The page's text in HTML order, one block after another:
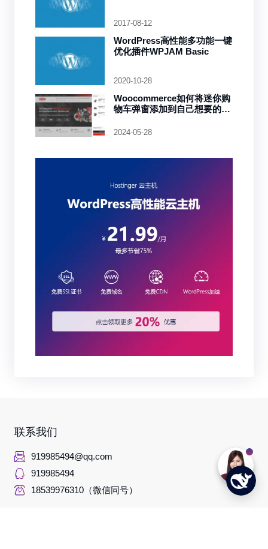
2017-08-12
WordPress高性能多功能一键
优化插件WPJAM Basic
2020-10-28
Woocommerce如何将迷你购
物车弹窗添加到自己想要的位
2024-05-28
联系我们
919985494@qq.com
919985494
18539976310（微信同号）